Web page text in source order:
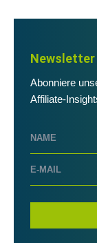
Newsletter
Abonniere
Affiliate-